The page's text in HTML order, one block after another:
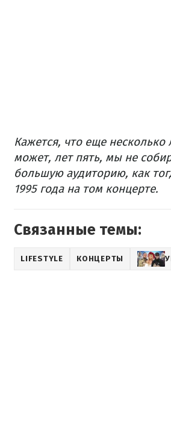
Кажется, что еще несколько
может, лет пять, мы не
большую аудиторию, как
1995 года на том концерте.
Связанные темы:
LIFESTYLE КОНЦЕРТЫ